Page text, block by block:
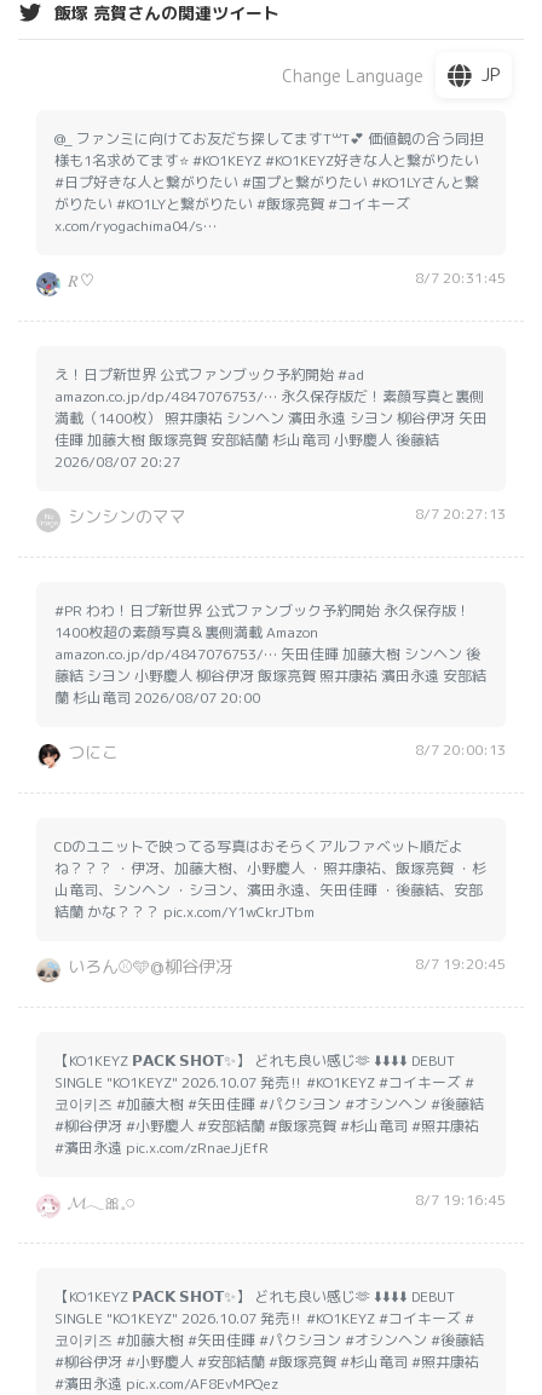
飯塚 亮賀さんの関連ツイート
Change Language JP
@_ ファンミに向けてお友だち探してますT꒳​T💕 価値観の合う同担
様も1名求めてます⭐️ #KO1KEYZ #KO1KEYZ好きな人と繋がりたい
#日プ好きな人と繋がりたい #国プと繋がりたい #KO1LYさんと繋
がりたい #KO1LYと繋がりたい #飯塚亮賀 #コイキーズ
x.com/ryogachima04/s…
𝑅♡ 8/7 20:31:45
え！日プ新世界 公式ファンブック予約開始 #ad
amazon.co.jp/dp/4847076753/… 永久保存版だ！素顔写真と裏側
満載（1400枚） 照井康祐 シンヘン 濱田永遠 シヨン 柳谷伊冴 矢田
佳暉 加藤大樹 飯塚亮賀 安部結蘭 杉山竜司 小野慶人 後藤結
2026/08/07 20:27
シンシンのママ 8/7 20:27:13
#PR わわ！日プ新世界 公式ファンブック予約開始 永久保存版！
1400枚超の素顔写真＆裏側満載 Amazon
amazon.co.jp/dp/4847076753/… 矢田佳暉 加藤大樹 シンヘン 後
藤結 シヨン 小野慶人 柳谷伊冴 飯塚亮賀 照井康祐 濱田永遠 安部結
蘭 杉山竜司 2026/08/07 20:00
つにこ 8/7 20:00:13
CDのユニットで映ってる写真はおそらくアルファベット順だよ
ね？？？ ・伊冴、加藤大樹、小野慶人 ・照井康祐、飯塚亮賀 ・杉
山竜司、シンヘン ・シヨン、濱田永遠、矢田佳暉 ・後藤結、安部
結蘭 かな？？？ pic.x.com/Y1wCkrJTbm
いろん⚾️🩵@柳谷伊冴 8/7 19:20:45
【KO1KEYZ 𝗣𝗔𝗖𝗞 𝗦𝗛𝗢𝗧✨️】 どれも良い感じ🫶 ⬇️⬇️⬇️⬇️ DEBUT
SINGLE "KO1KEYZ" 2026.10.07 発売‼️ #KO1KEYZ #コイキーズ #
코이키즈 #加藤大樹 #矢田佳暉 #パクシヨン #オシンヘン #後藤結
#柳谷伊冴 #小野慶人 #安部結蘭 #飯塚亮賀 #杉山竜司 #照井康祐
#濱田永遠 pic.x.com/zRnaeJjEfR
𝓜𓂃🎀𓈒𓏸 8/7 19:16:45
【KO1KEYZ 𝗣𝗔𝗖𝗞 𝗦𝗛𝗢𝗧✨️】 どれも良い感じ🫶 ⬇️⬇️⬇️⬇️ DEBUT
SINGLE "KO1KEYZ" 2026.10.07 発売‼️ #KO1KEYZ #コイキーズ #
코이키즈 #加藤大樹 #矢田佳暉 #パクシヨン #オシンヘン #後藤結
#柳谷伊冴 #小野慶人 #安部結蘭 #飯塚亮賀 #杉山竜司 #照井康祐
#濱田永遠 pic.x.com/AF8EvMPQez